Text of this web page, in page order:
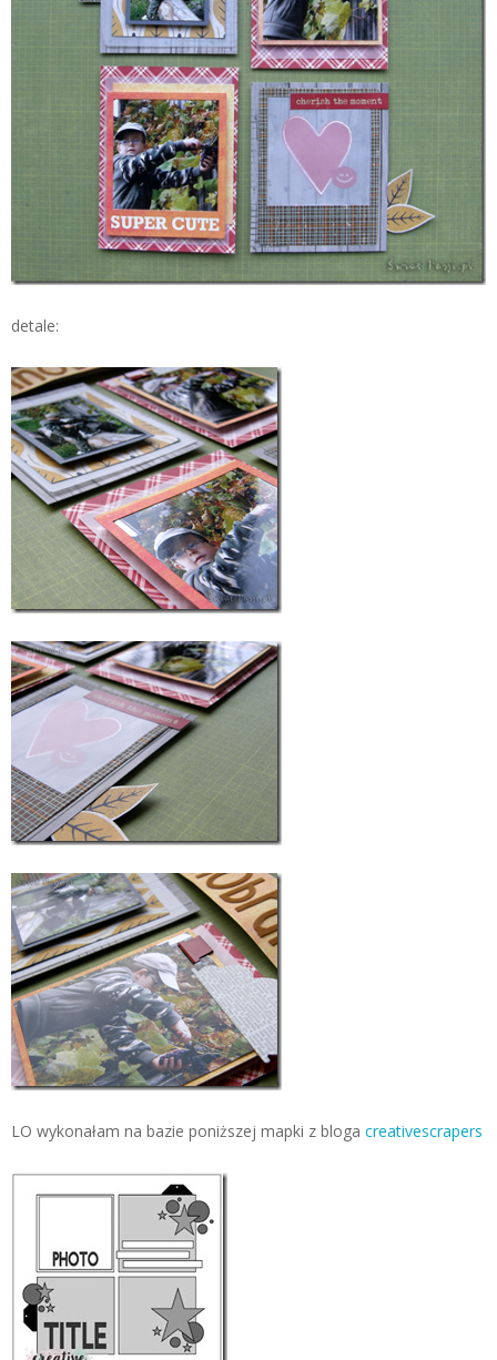
detale:
LO wykonałam na bazie poniższej mapki z bloga creativescrapers